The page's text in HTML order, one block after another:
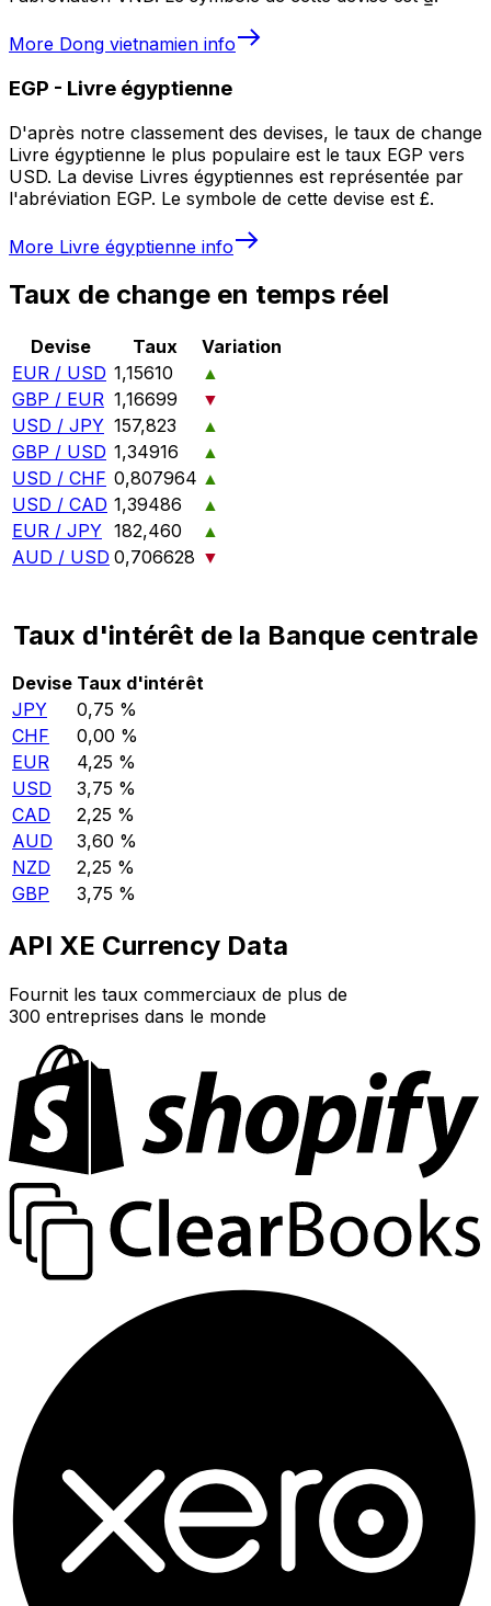
More Dong vietnamien info
EGP - Livre égyptienne
D'après notre classement des devises, le taux de change
Livre égyptienne le plus populaire est le taux EGP vers
USD. La devise Livres égyptiennes est représentée par
l'abréviation EGP. Le symbole de cette devise est £.
More Livre égyptienne info
Taux de change en temps réel
Devise Taux
Variation
EUR / USD 1,15610
▲
GBP / EUR 1,16699
▼
USD / JPY 157,823
▲
GBP / USD 1,34916
▲
USD / CHF 0,807964 ▲
USD / CAD 1,39486
▲
EUR / JPY 182,460
▲
AUD / USD 0,706628 ▼
Taux d'intérêt de la Banque centrale
Devise Taux d'intérêt
JPY
0,75 %
CHF
0,00 %
EUR
4,25 %
USD
3,75 %
CAD
2,25 %
AUD
3,60 %
NZD
2,25 %
GBP
3,75 %
API XE Currency Data
Fournit les taux commerciaux de plus de
300 entreprises dans le monde